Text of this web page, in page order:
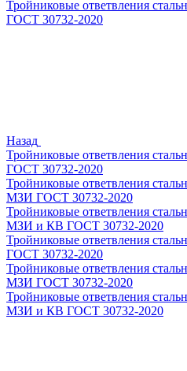
Тройниковые ответвления
ГОСТ 30732-2020
Назад
Тройниковые ответвления
ГОСТ 30732-2020
Тройниковые ответвления
МЗИ ГОСТ 30732-2020
Тройниковые ответвления
МЗИ и КВ ГОСТ 30732-2020
Тройниковые ответвления
ГОСТ 30732-2020
Тройниковые ответвления
МЗИ ГОСТ 30732-2020
Тройниковые ответвления
МЗИ и КВ ГОСТ 30732-2020